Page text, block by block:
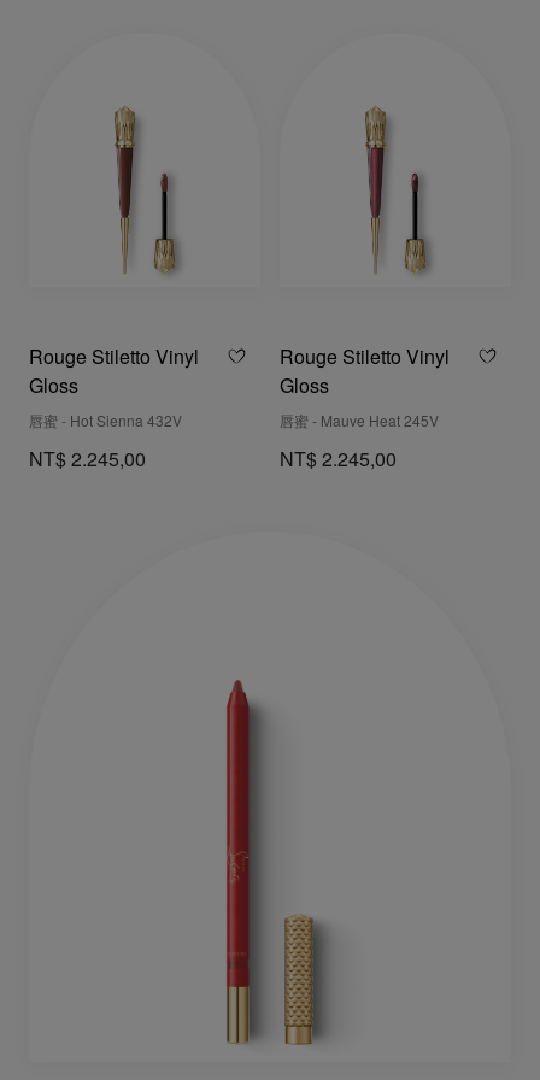
Rouge Stiletto Vinyl
Gloss
唇蜜 - Hot Sienna 432V
NT$ 2.245,00
Rouge Stiletto Vinyl
Gloss
唇蜜 - Mauve Heat 245V
NT$ 2.245,00